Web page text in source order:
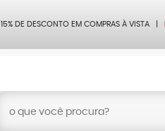
15% DE DESCONTO EM COMPRAS À VISTA